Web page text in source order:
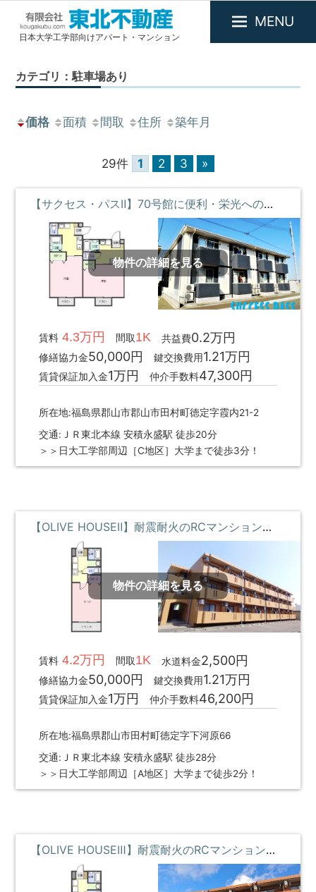
有
会
東
産
日本大学工学部向けアパート・マンション
MENU
カテゴリ：駐車場あり
価格 面積 間取 住所 築年月
29件 1 2 3 »
【サクセス・パスⅡ】70号館に便利・栄光への架け橋 **即入居募集中**
物件の詳細を見る
賃料4.3万円 間取1K 共益費0.2万円
修繕協力金50,000円 鍵交換費用1.21万円
賃貸保証加入金1万円 仲介手数料47,300円
所在地:福島県郡山市郡山市田村町徳定字霞内21-2
交通:ＪＲ東北本線 安積永盛駅 徒歩20分
＞＞日大工学部周辺［C地区］大学まで徒歩3分！
【OLIVE HOUSEⅡ】耐震耐火のRCマンション・高速のギガWi-Fi・大学まで歩いて2分 **即入居募集中**
物件の詳細を見る
賃料4.2万円 間取1K 水道料金2,500円
修繕協力金50,000円 鍵交換費用1.21万円
賃貸保証加入金1万円 仲介手数料46,200円
所在地:福島県郡山市田村町徳定字下河原66
交通:ＪＲ東北本線 安積永盛駅 徒歩28分
＞＞日大工学部周辺［A地区］大学まで徒歩2分！
【OLIVE HOUSEⅢ】耐震耐火のRCマンション・高速のギガWi-Fi・駅近物件 **即入居募集中**